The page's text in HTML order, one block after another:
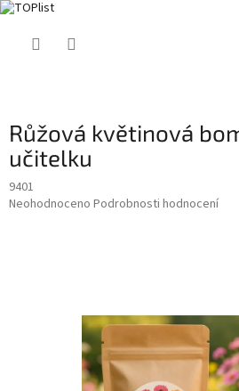
Růžová květinová
učitelku
9401
Průměrné
Neohodnoceno Podrobnosti hodnocení